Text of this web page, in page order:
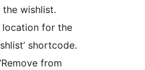
wishlist.
location for the
shortcode.
from